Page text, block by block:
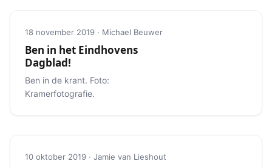
18 november 2019 · Michael Beuwer
Ben in het Eindhovens
Dagblad!
Ben in de krant. Foto:
Kramerfotografie.
10 oktober 2019 · Jamie van Lieshout